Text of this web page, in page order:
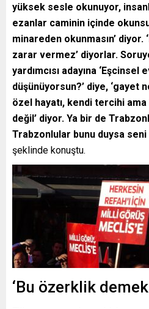
yüksek sesle okunuyor,
ezanlar caminin içinde
minareden okunmasın’ diyor.
zarar vermez’ diyorlar.
yardımcısı adayına
düşünüyorsun?’ diye, ‘gayet
özel hayatı, kendi tercihi
değil’ diyor. Ya bir de
Trabzonlular bunu duysa
şeklinde konuştu.
‘Bu özerklik